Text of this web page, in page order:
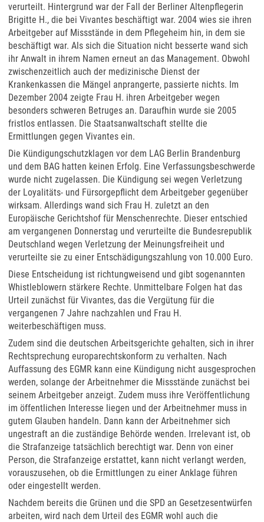
verurteilt. Hintergrund war der Fall der Berliner Altenpflegerin
Brigitte H., die bei Vivantes beschäftigt war. 2004 wies sie ihren
Arbeitgeber auf Missstände in dem Pflegeheim hin, in dem sie
beschäftigt war. Als sich die Situation nicht besserte wand sich
ihr Anwalt in ihrem Namen erneut an das Management. Obwohl
zwischenzeitlich auch der medizinische Dienst der
Krankenkassen die Mängel anprangerte, passierte nichts. Im
Dezember 2004 zeigte Frau H. ihren Arbeitgeber wegen
besonders schweren Betruges an. Daraufhin wurde sie 2005
fristlos entlassen. Die Staatsanwaltschaft stellte die
Ermittlungen gegen Vivantes ein.
Die Kündigungschutzklagen vor dem LAG Berlin Brandenburg
und dem BAG hatten keinen Erfolg. Eine Verfassungsbeschwerde
wurde nicht zugelassen. Die Kündigung sei wegen Verletzung
der Loyalitäts- und Fürsorgepflicht dem Arbeitgeber gegenüber
wirksam. Allerdings wand sich Frau H. zuletzt an den
Europäische Gerichtshof für Menschenrechte. Dieser entschied
am vergangenen Donnerstag und verurteilte die Bundesrepublik
Deutschland wegen Verletzung der Meinungsfreiheit und
verurteilte sie zu einer Entschädigungszahlung von 10.000 Euro.
Diese Entscheidung ist richtungweisend und gibt sogenannten
Whistleblowern stärkere Rechte. Unmittelbare Folgen hat das
Urteil zunächst für Vivantes, das die Vergütung für die
vergangenen 7 Jahre nachzahlen und Frau H.
weiterbeschäftigen muss.
Zudem sind die deutschen Arbeitsgerichte gehalten, sich in ihrer
Rechtsprechung europarechtskonform zu verhalten. Nach
Auffassung des EGMR kann eine Kündigung nicht ausgesprochen
werden, solange der Arbeitnehmer die Missstände zunächst bei
seinem Arbeitgeber anzeigt. Zudem muss ihre Veröffentlichung
im öffentlichen Interesse liegen und der Arbeitnehmer muss in
gutem Glauben handeln. Dann kann der Arbeitnehmer sich
ungestraft an die zuständige Behörde wenden. Irrelevant ist, ob
die Strafanzeige tatsächlich berechtigt war. Denn von einer
Person, die Strafanzeige erstattet, kann nicht verlangt werden,
vorauszusehen, ob die Ermittlungen zu einer Anklage führen
oder eingestellt werden.
Nachdem bereits die Grünen und die SPD an Gesetzesentwürfen
arbeiten, wird nach dem Urteil des EGMR wohl auch die